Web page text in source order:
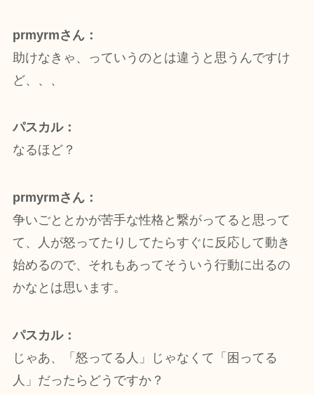
prmyrmさん：
助けなきゃ、っていうのとは違うと思うんですけ
ど、、、
パスカル：
なるほど？
prmyrmさん：
争いごととかが苦手な性格と繋がってると思って
て、人が怒ってたりしてたらすぐに反応して動き
始めるので、それもあってそういう行動に出るの
かなとは思います。
パスカル：
じゃあ、「怒ってる人」じゃなくて「困ってる
人」だったらどうですか？